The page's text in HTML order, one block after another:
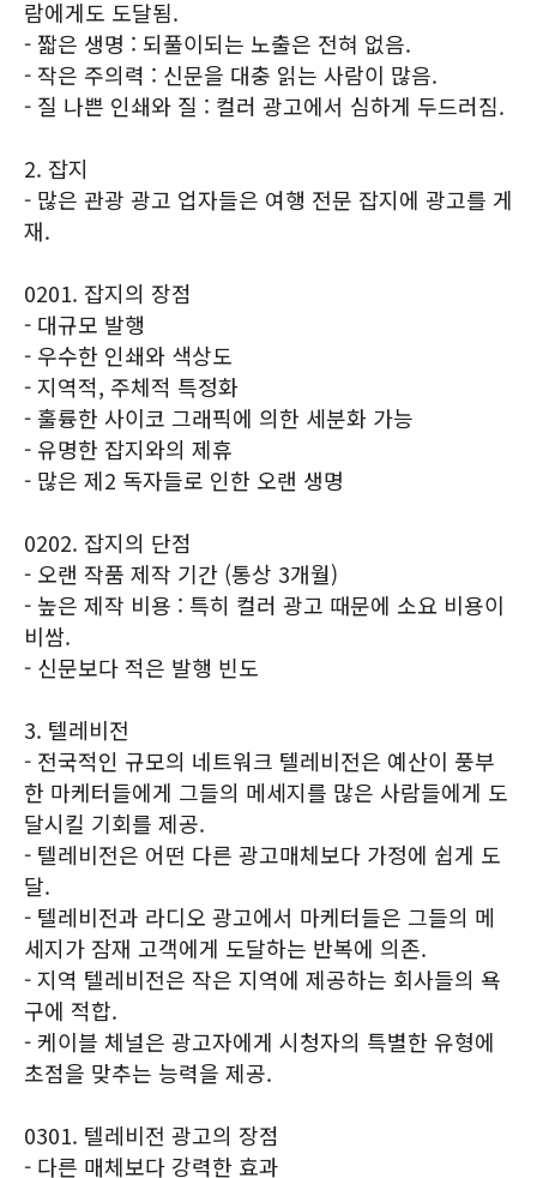
람에게도 도달됨.
- 짧은 생명 : 되풀이되는 노출은 전혀 없음.
- 작은 주의력 : 신문을 대충 읽는 사람이 많음.
- 질 나쁜 인쇄와 질 : 컬러 광고에서 심하게 두드러짐.
2. 잡지
- 많은 관광 광고 업자들은 여행 전문 잡지에 광고를 게
재.
0201. 잡지의 장점
- 대규모 발행
- 우수한 인쇄와 색상도
- 지역적, 주체적 특정화
- 훌륭한 사이코 그래픽에 의한 세분화 가능
- 유명한 잡지와의 제휴
- 많은 제2 독자들로 인한 오랜 생명
0202. 잡지의 단점
- 오랜 작품 제작 기간 (통상 3개월)
- 높은 제작 비용 : 특히 컬러 광고 때문에 소요 비용이
비쌈.
- 신문보다 적은 발행 빈도
3. 텔레비전
- 전국적인 규모의 네트워크 텔레비전은 예산이 풍부
한 마케터들에게 그들의 메세지를 많은 사람들에게 도
달시킬 기회를 제공.
- 텔레비전은 어떤 다른 광고매체보다 가정에 쉽게 도
달.
- 텔레비전과 라디오 광고에서 마케터들은 그들의 메
세지가 잠재 고객에게 도달하는 반복에 의존.
- 지역 텔레비전은 작은 지역에 제공하는 회사들의 욕
구에 적합.
- 케이블 체널은 광고자에게 시청자의 특별한 유형에
초점을 맞추는 능력을 제공.
0301. 텔레비전 광고의 장점
- 다른 매체보다 강력한 효과